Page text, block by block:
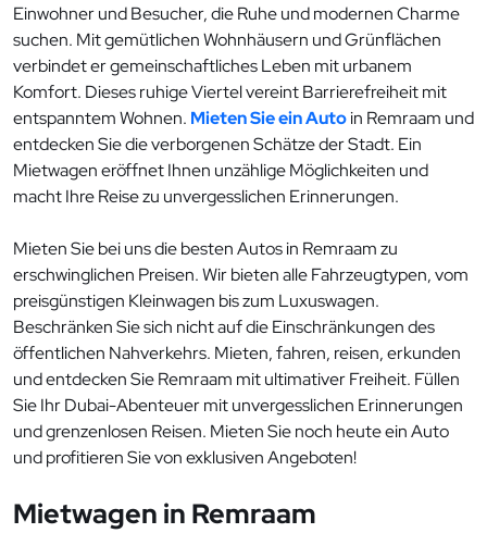
Einwohner und Besucher, die Ruhe und modernen Charme
suchen. Mit gemütlichen Wohnhäusern und Grünflächen
verbindet er gemeinschaftliches Leben mit urbanem
Komfort. Dieses ruhige Viertel vereint Barrierefreiheit mit
entspanntem Wohnen. Mieten Sie ein Autoin Remraam und
entdecken Sie die verborgenen Schätze der Stadt. Ein
Mietwagen eröffnet Ihnen unzählige Möglichkeiten und
macht Ihre Reise zu unvergesslichen Erinnerungen.
Mieten Sie bei uns die besten Autos in Remraam zu
erschwinglichen Preisen. Wir bieten alle Fahrzeugtypen, vom
preisgünstigen Kleinwagen bis zum Luxuswagen.
Beschränken Sie sich nicht auf die Einschränkungen des
öffentlichen Nahverkehrs. Mieten, fahren, reisen, erkunden
und entdecken Sie Remraam mit ultimativer Freiheit. Füllen
Sie Ihr Dubai-Abenteuer mit unvergesslichen Erinnerungen
und grenzenlosen Reisen. Mieten Sie noch heute ein Auto
und profitieren Sie von exklusiven Angeboten!
Mietwagen in Remraam